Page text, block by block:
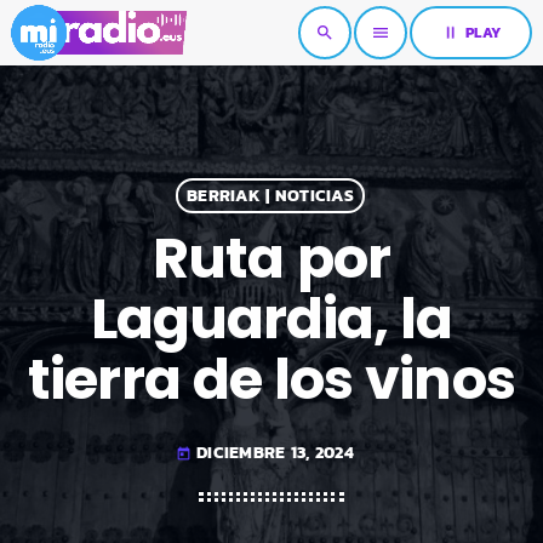
search menu pause PLAY
BERRIAK | NOTICIAS
Ruta por
Laguardia, la
tierra de los vinos
today DICIEMBRE 13, 2024